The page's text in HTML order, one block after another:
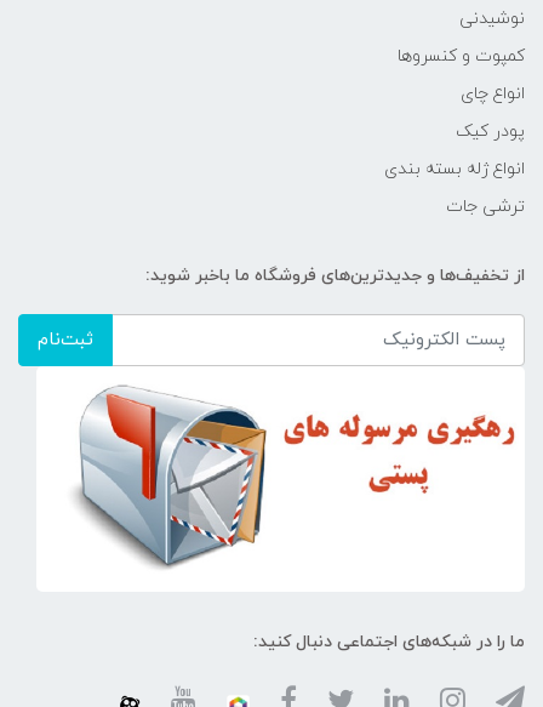
نوشیدنی
کمپوت و کنسروها
انواع چای
پودر کیک
انواع ژله بسته بندی
ترشی جات
از تخفیف‌ها و جدیدترین‌های فروشگاه ما باخبر شوید:
ثبت‌نام
ما را در شبکه‌های اجتماعی دنبال کنید: